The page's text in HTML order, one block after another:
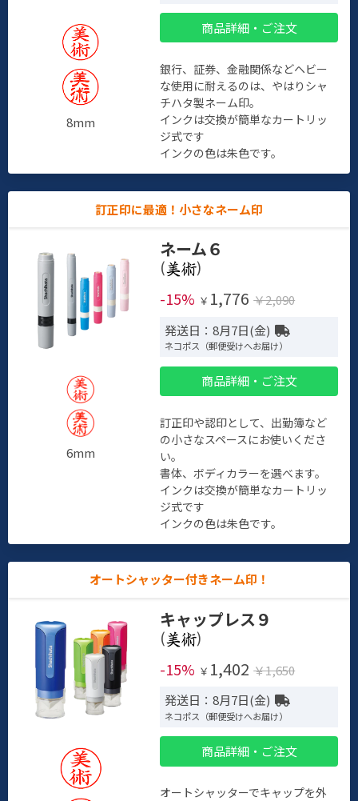
8mm
商品詳細・ご注文
銀行、証券、金融関係などヘビー
な使用に耐えるのは、やはりシャ
チハタ製ネーム印。
インクは交換が簡単なカートリッ
ジ式です
インクの色は朱色です。
訂正印に最適！小さなネーム印
6mm
ネーム６
(
)
-15% ￥ 1,776 ￥2,090
発送日：8月7日(金)
ネコポス（郵便受けへお届け）
商品詳細・ご注文
訂正印や認印として、出勤簿など
の小さなスペースにお使いくださ
い。
書体、ボディカラーを選べます。
インクは交換が簡単なカートリッ
ジ式です
インクの色は朱色です。
オートシャッター付きネーム印！
キャップレス９
(
)
-15% ￥ 1,402 ￥1,650
発送日：8月7日(金)
ネコポス（郵便受けへお届け）
商品詳細・ご注文
オートシャッターでキャップを外